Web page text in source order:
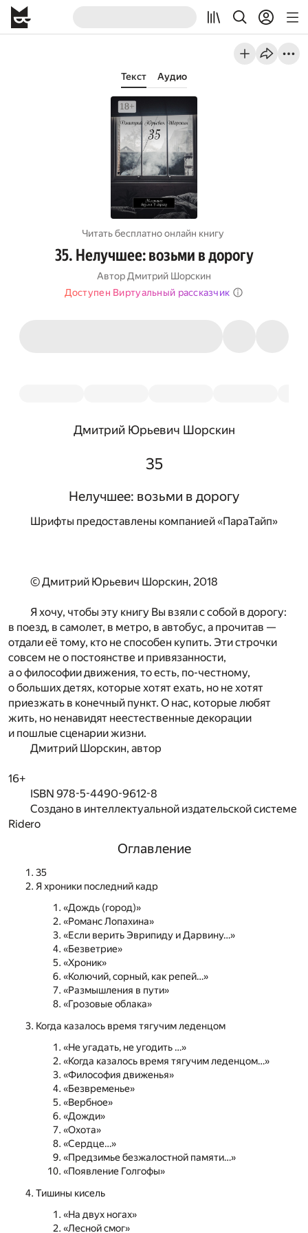
Текст Аудио
Читать бесплатно онлайн книгу
35. Нелучшее: возьми в дорогу
Автор Дмитрий Шорскин
Доступен Виртуальный рассказчик
Дмитрий Юрьевич Шорскин
35
Нелучшее: возьми в дорогу
Шрифты предоставлены компанией «ПараТайп»
© Дмитрий Юрьевич Шорскин, 2018
Я хочу, чтобы эту книгу Вы взяли с собой в дорогу:
в поезд, в самолет, в метро, в автобус, а прочитав —
отдали её тому, кто не способен купить. Эти строчки
совсем не о постоянстве и привязанности,
а о философии движения, то есть, по-честному,
о больших детях, которые хотят ехать, но не хотят
приезжать в конечный пункт. О нас, которые любят
жить, но ненавидят неестественные декорации
и пошлые сценарии жизни.
Дмитрий Шорскин, автор
16+
ISBN 978-5-4490-9612-8
Создано в интеллектуальной издательской системе
Ridero
Оглавление
35
Я хроники последний кадр
«Дождь (город)»
«Романс Лопахина»
«Если верить Эврипиду и Дарвину…»
«Безветрие»
«Хроник»
«Колючий, сорный, как репей…»
«Размышления в пути»
«Грозовые облака»
Когда казалось время тягучим леденцом
«Не угадать, не угодить …»
«Когда казалось время тягучим леденцом…»
«Философия движенья»
«Безвременье»
«Вербное»
«Дожди»
«Охота»
«Сердце…»
«Предзимье безжалостной памяти…»
«Появление Голгофы»
Тишины кисель
«На двух ногах»
«Лесной смог»